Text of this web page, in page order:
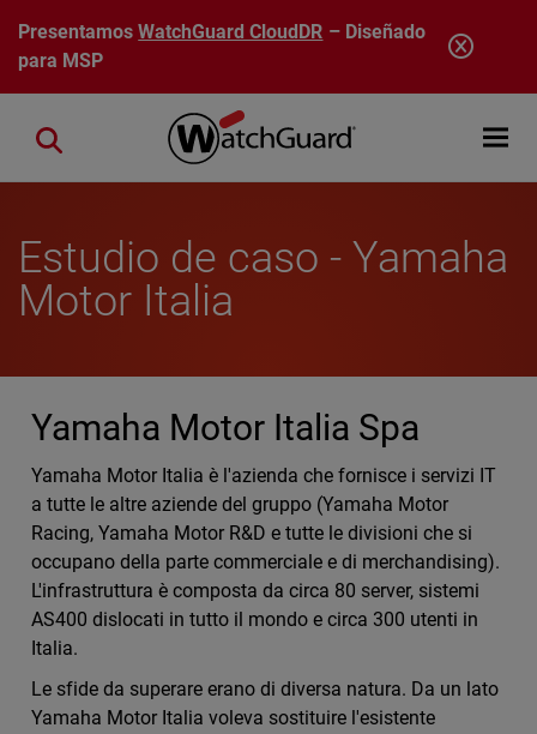
Pasar al contenido principal
PresentamosWatchGuard CloudDR – Diseñado
para MSP
Open
Close search
Estudio de caso - Yamaha
Motor Italia
Yamaha Motor Italia Spa
Yamaha Motor Italia è l'azienda che fornisce i servizi IT
a tutte le altre aziende del gruppo (Yamaha Motor
Racing, Yamaha Motor R&D e tutte le divisioni che si
occupano della parte commerciale e di merchandising).
L'infrastruttura è composta da circa 80 server, sistemi
AS400 dislocati in tutto il mondo e circa 300 utenti in
Italia.
Le sfide da superare erano di diversa natura. Da un lato
Yamaha Motor Italia voleva sostituire l'esistente